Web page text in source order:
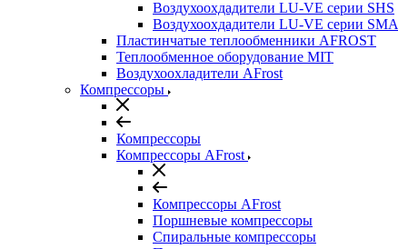
Воздухоохдадители LU-VE серии SHS
Воздухоохдадители LU-VE серии SMA
Пластинчатые теплообменники AFROST
Теплообменное оборудование MIT
Воздухоохладители AFrost
Компрессоры
Компрессоры
Компрессоры AFrost
Компрессоры AFrost
Поршневые компрессоры
Спиральные компрессоры